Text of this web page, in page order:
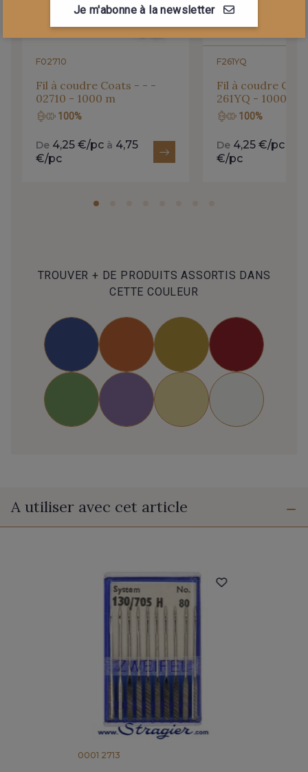
F02710
Fil à coudre Coats - - -
02710 - 1000 m
100%
De 4,25 €/pc à 4,75
€/pc
F261YQ
Fil à coudre
261YQ - 1000 m
100%
De 4,25 €/pc
€/pc
TROUVER + DE PRODUITS ASSORTIS DANS
CETTE COULEUR
A utiliser avec cet article
0001 2713
Je m'abonne à la newsletter